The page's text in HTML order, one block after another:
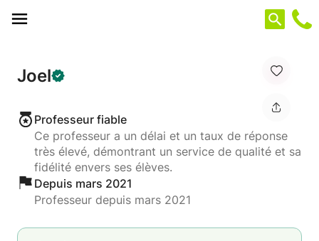
Joel
Professeur fiable
Ce professeur a un délai et un taux de réponse
très élevé, démontrant un service de qualité et sa
fidélité envers ses élèves.
Depuis mars 2021
Professeur depuis mars 2021